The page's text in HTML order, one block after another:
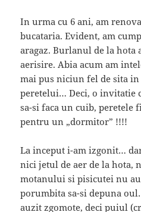
In urma cu 6 ani, am
bucataria. Evident, am
aragaz. Burlanul de la hota
aerisire. Abia acum am
mai pus niciun fel de sita
peretelui… Deci, o invitatie
sa-si faca un cuib, peretele
pentru un „dormitor” !!!!
La inceput i-am izgonit…
nici jetul de aer de la hota,
motanului si pisicutei nu
porumbita sa-si depuna
auzit zgomote, deci puiul